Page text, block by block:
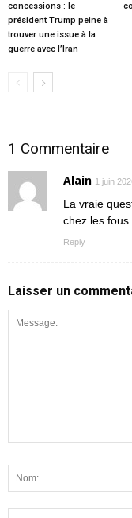
concessions : le
président Trump peine à
trouver une issue à la
guerre avec l’Iran
1 Commentaire
Alain 1 juin
La vraie
chez les
Reply
Laisser un